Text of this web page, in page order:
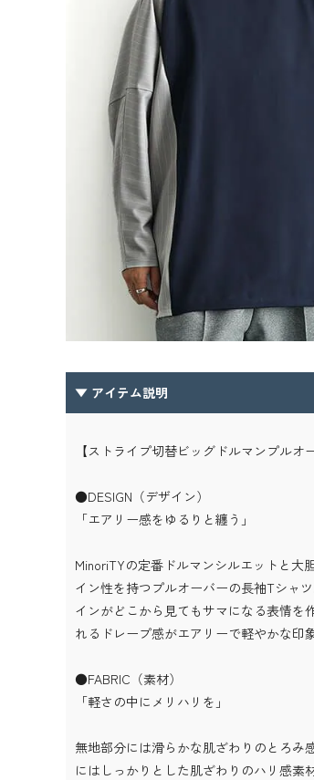
▼ アイテム説明
【ストライプ切替ビッグドルマンプルオ
●DESIGN（デザイン）
「エアリー感をゆるりと纏う」
MinoriTYの定番ドルマンシルエットと大
イン性を持つプルオーバーの長袖Tシャ
インがどこから見てもサマになる表情を
れるドレープ感がエアリーで軽やかな印
●FABRIC（素材）
「軽さの中にメリハリを」
無地部分には滑らかな肌ざわりのとろみ
にはしっかりとした肌ざわりのハリ感素